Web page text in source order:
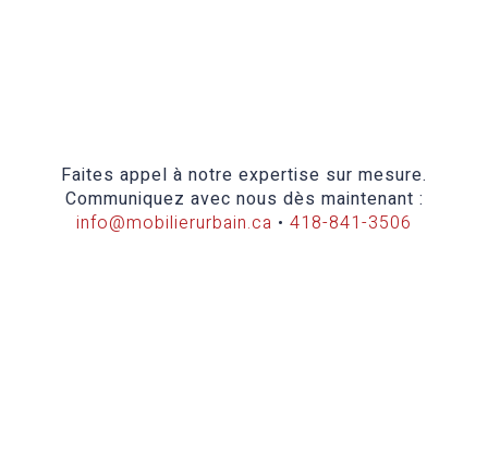
Faites appel à notre expertise sur mesure.
Communiquez avec nous dès maintenant :
info@mobilierurbain.ca • 418-841-3506